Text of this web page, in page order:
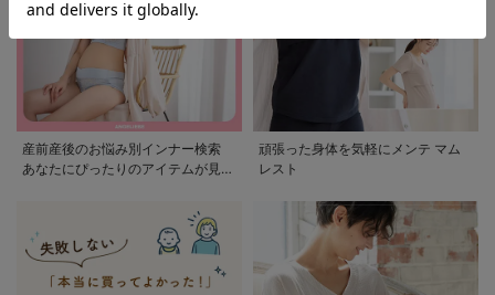
産前産後のお悩み別インナー検索
あなたにぴったりのアイテムが見つ
頑張った身体を気軽にメンテ マム
レスト